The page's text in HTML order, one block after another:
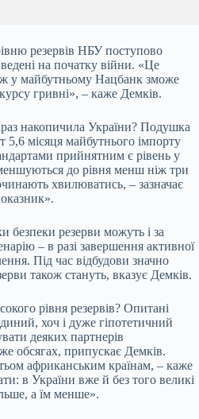
резервів НБУ поступово
на початку війни. «Це
у майбутньому Нацбанк зможе
гривні», – каже Демків.
накопичила України? Подушка
5,6 місяця майбутнього імпорту
прийнятним є рівень у
до рівня менш ніж три
хвилюватись, – зазначає
безпеки резерви можуть і за
– в разі завершення активної
Під час відбудови значно
також стануть, вказує Демків.
рівня резервів? Опитані
хоч і дуже гіпотетичний
деяких партнерів
обсягах, припускає Демків.
африканським країнам, – каже
в України вже й без того великі
а їм менше».